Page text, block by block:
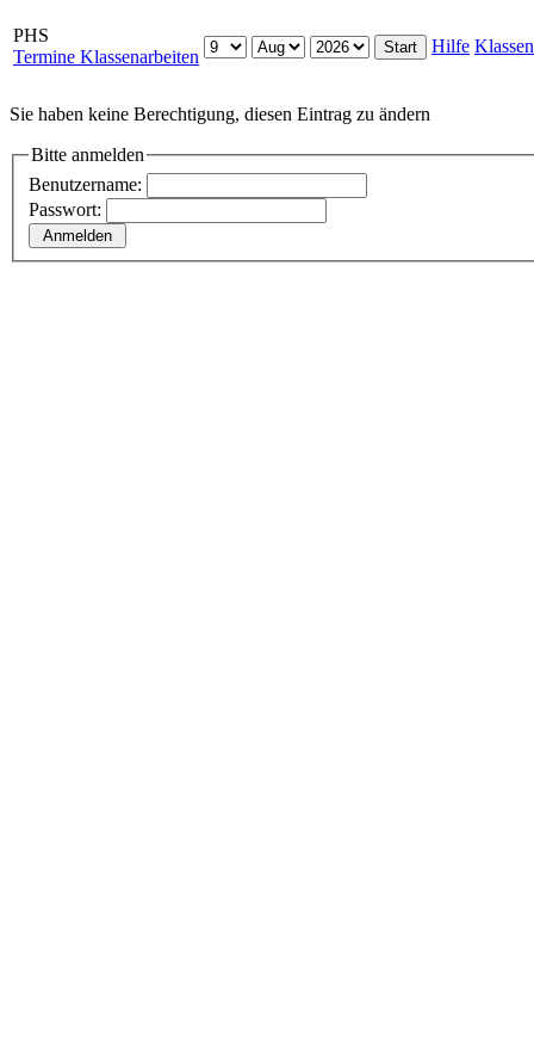
PHS
Termine Klassenarbeiten
Hilfe Klassen
Sie haben keine Berechtigung, diesen Eintrag zu ändern
Bitte anmelden
Benutzername:
Passwort: